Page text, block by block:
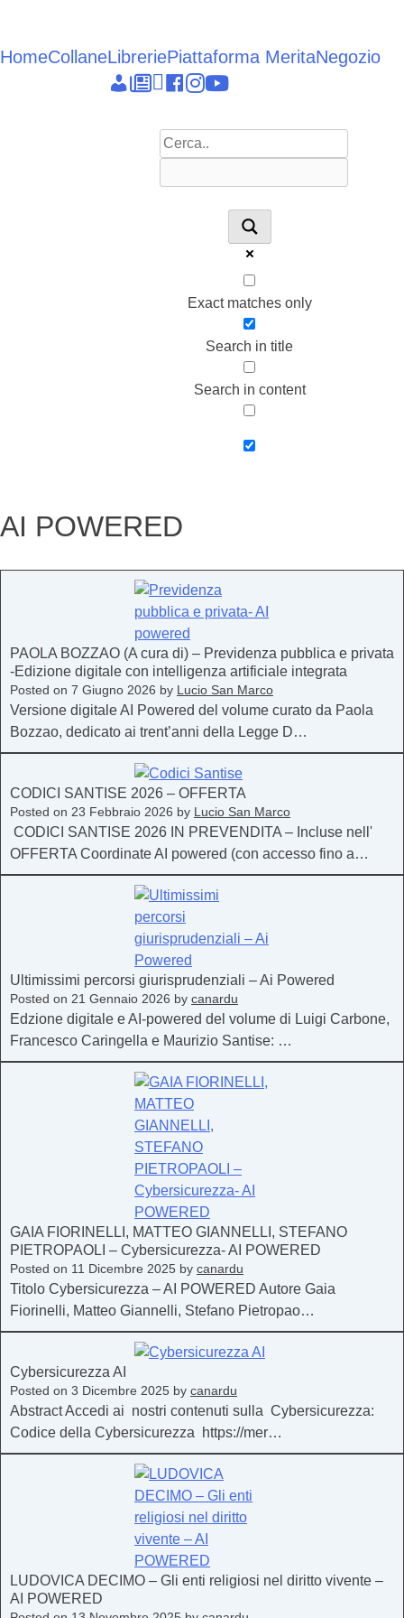
contenuto
HomeCollaneLibreriePiattaforma MeritaNegozio
Epieikeia
Dettagli
News
Linkedin
facebook
instagram
youtube
Exact matches only
Search in title
Search in content
AI POWERED
PAOLA BOZZAO (A cura di) – Previdenza pubblica e privata
-Edizione digitale con intelligenza artificiale integrata
Posted on 7 Giugno 2026 by Lucio San Marco
Versione digitale AI Powered del volume curato da Paola
Bozzao, dedicato ai trent’anni della Legge D…
CODICI SANTISE 2026 – OFFERTA
Posted on 23 Febbraio 2026 by Lucio San Marco
CODICI SANTISE 2026 IN PREVENDITA – Incluse nell'
OFFERTA Coordinate AI powered (con accesso fino a…
Ultimissimi percorsi giurisprudenziali – Ai Powered
Posted on 21 Gennaio 2026 by canardu
Edzione digitale e AI-powered del volume di Luigi Carbone,
Francesco Caringella e Maurizio Santise: …
GAIA FIORINELLI, MATTEO GIANNELLI, STEFANO
PIETROPAOLI – Cybersicurezza- AI POWERED
Posted on 11 Dicembre 2025 by canardu
Titolo Cybersicurezza – AI POWERED Autore Gaia
Fiorinelli, Matteo Giannelli, Stefano Pietropao…
Cybersicurezza AI
Posted on 3 Dicembre 2025 by canardu
Abstract Accedi ai nostri contenuti sulla Cybersicurezza:
Codice della Cybersicurezza https://mer…
LUDOVICA DECIMO – Gli enti religiosi nel diritto vivente –
AI POWERED